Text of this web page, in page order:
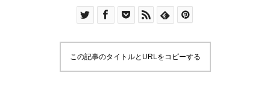
何個あっても嬉しいです♪・強力に密閉するガラス
イタリア製・サイズも3サイズご用意しております
この記事のタイトルとURLをコピーする